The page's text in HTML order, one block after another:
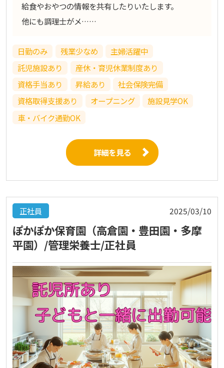
給食やおやつの情報を共有したりいたします。
他にも調理士がメ……
日勤のみ 残業少なめ
主婦活躍中
託児施設あり
産休・育児休業制度あり
資格手当あり
昇給あり
社会保険完備
資格取得支援あり
オープニング
施設見学OK
車・バイク通勤OK
詳細を見る
正社員 2025/03/10
ぽかぽか保育園（高倉園・豊田園・多摩
平園）/管理栄養士/正社員